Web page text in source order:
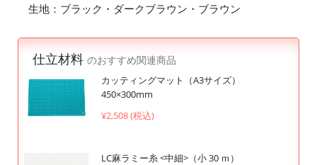
生地：ブラック・ダークブラウン・ブラウン
仕立材料 のおすすめ関連商品
カッティングマット（A3サイズ）
450×300mm
¥2,508 (税込)
LC麻ラミー糸 <中細>（小 30 ｍ）